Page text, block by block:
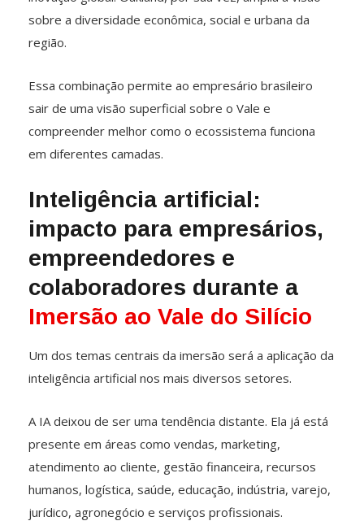
sobre a diversidade econômica, social e urbana da
região.
Essa combinação permite ao empresário brasileiro
sair de uma visão superficial sobre o Vale e
compreender melhor como o ecossistema funciona
em diferentes camadas.
Inteligência artificial:
impacto para empresários,
empreendedores e
colaboradores durante a
Imersão ao Vale do Silício
Um dos temas centrais da imersão será a aplicação da
inteligência artificial nos mais diversos setores.
A IA deixou de ser uma tendência distante. Ela já está
presente em áreas como vendas, marketing,
atendimento ao cliente, gestão financeira, recursos
humanos, logística, saúde, educação, indústria, varejo,
jurídico, agronegócio e serviços profissionais.